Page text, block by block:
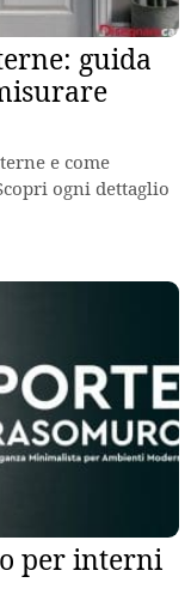
guida
e come
ogni dettaglio
per interni